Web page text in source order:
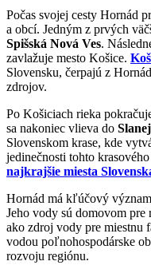
Počas svojej cesty Hornád
a obcí. Jedným z prvých
Spišská Nová Ves.
zavlažuje mesto Košice.
Slovensku, čerpajú z
zdrojov.
Po Košiciach rieka
sa nakoniec vlieva do
Slovenskom krase, kde
jedinečnosti tohto
najkrajšie miesta
Hornád má kľúčový
Jeho vody sú domovom
ako zdroj vody pre miestnu
vodou poľnohospodárske
rozvoju regiónu.